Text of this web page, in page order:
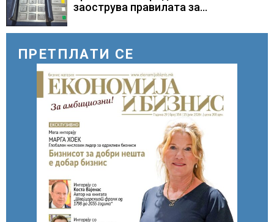
заострува правилата за
зголемени ризици во финансискиот
ПРЕТПЛАТИ СЕ